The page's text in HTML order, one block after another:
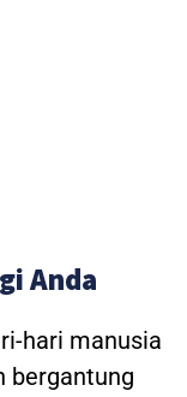
Anda
hari manusia
bergantung